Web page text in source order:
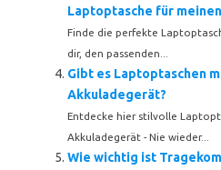
Laptoptasche für
Finde die perfekte
dir, den passenden...
Gibt es Laptoptaschen
Akkuladegerät?
Entdecke hier stilvolle
Akkuladegerät - Nie wieder...
Wie wichtig ist